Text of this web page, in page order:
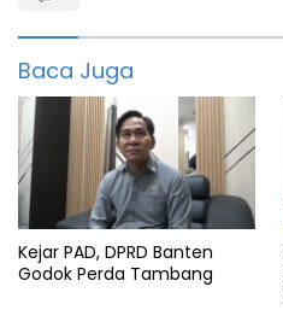
featured
info
banten
Info
pajak
Info
pandeglang
Baca Juga
Kejar PAD, DPRD Banten
Godok Perda Tambang